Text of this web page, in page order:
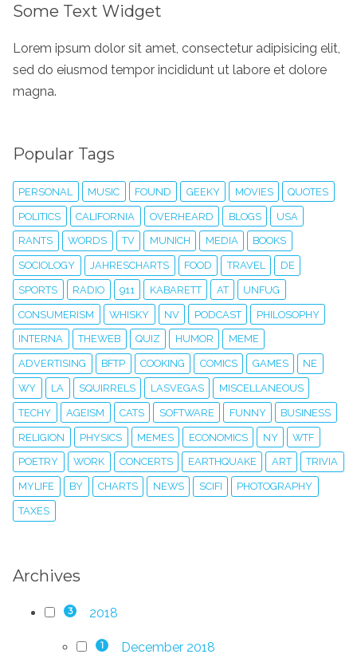
Some Text Widget
Lorem ipsum dolor sit amet, consectetur adipisicing elit,
sed do eiusmod tempor incididunt ut labore et dolore
magna.
Popular Tags
PERSONAL MUSIC FOUND GEEKY MOVIES QUOTES
POLITICS CALIFORNIA OVERHEARD BLOGS USA
RANTS WORDS TV MUNICH MEDIA BOOKS
SOCIOLOGY JAHRESCHARTS FOOD TRAVEL DE
SPORTS RADIO 911 KABARETT AT UNFUG
CONSUMERISM WHISKY NV PODCAST PHILOSOPHY
INTERNA THEWEB QUIZ HUMOR MEME
ADVERTISING BFTP COOKING COMICS GAMES NE
WY LA SQUIRRELS LASVEGAS MISCELLANEOUS
TECHY AGEISM CATS SOFTWARE FUNNY BUSINESS
RELIGION PHYSICS MEMES ECONOMICS NY WTF
POETRY WORK CONCERTS EARTHQUAKE ART TRIVIA
MYLIFE BY CHARTS NEWS SCIFI PHOTOGRAPHY
TAXES
Archives
3 2018
1 December 2018